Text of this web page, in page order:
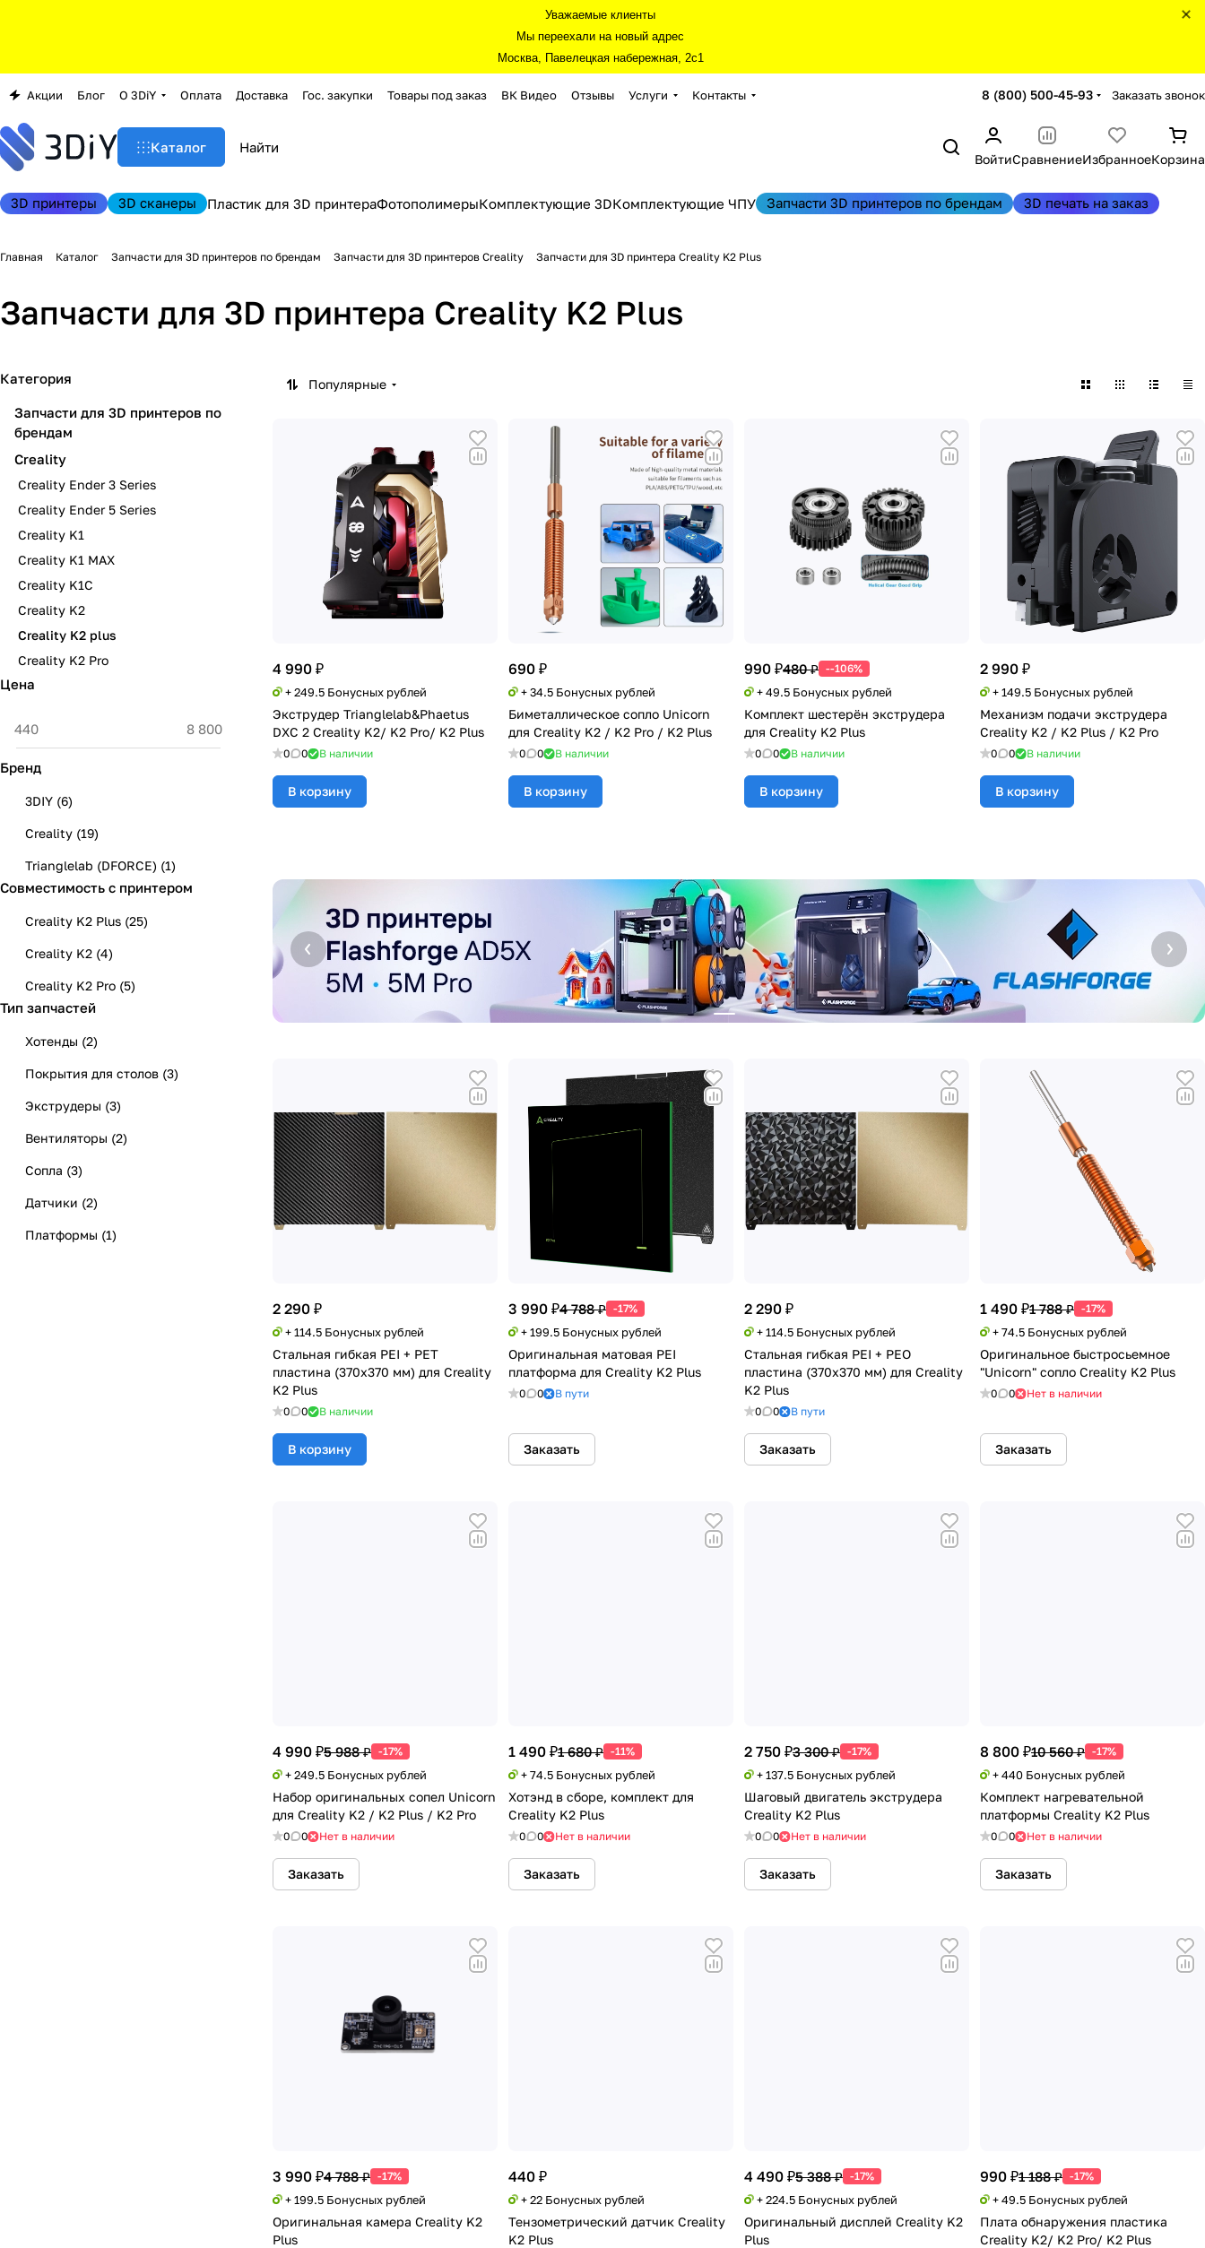
Уважаемые клиенты
Мы переехали на новый адрес
Москва, Павелецкая набережная, 2с1
Акции Блог О 3DiY Оплата Доставка Гос. закупки Товары под заказ ВК Видео Отзывы Услуги Контакты 8 (800) 500-45-93 Заказать звонок
Каталог
ВойтиСравнениеИзбранноеКорзина
3D принтеры 3D сканеры Пластик для 3D принтераФотополимерыКомплектующие 3DКомплектующие ЧПУ Запчасти 3D принтеров по брендам 3D печать на заказ
Главная Каталог Запчасти для 3D принтеров по брендам Запчасти для 3D принтеров Creality Запчасти для 3D принтера Creality K2 Plus
Запчасти для 3D принтера Creality K2 Plus
Популярные
4 990 ₽
+ 249.5 Бонусных рублей
Экструдер Trianglelab&Phaetus
DXC 2 Creality K2/ K2 Pro/ K2 Plus
0 0 В наличии
В корзину
690 ₽
+ 34.5 Бонусных рублей
Биметаллическое сопло Unicorn
для Creality K2 / K2 Pro / K2 Plus
0 0 В наличии
В корзину
990 ₽480 ₽ --106%
+ 49.5 Бонусных рублей
Комплект шестерён экструдера
для Creality K2 Plus
0 0 В наличии
В корзину
2 990 ₽
+ 149.5 Бонусных рублей
Механизм подачи экструдера
Creality K2 / K2 Plus / K2 Pro
0 0 В наличии
В корзину
2 290 ₽
+ 114.5 Бонусных рублей
Стальная гибкая PEI + PET
пластина (370х370 мм) для Creality
K2 Plus
0 0 В наличии
В корзину
3 990 ₽4 788 ₽ -17%
+ 199.5 Бонусных рублей
Оригинальная матовая PEI
платформа для Creality K2 Plus
0 0 В пути
Заказать
2 290 ₽
+ 114.5 Бонусных рублей
Стальная гибкая PEI + PEO
пластина (370х370 мм) для Creality
K2 Plus
0 0 В пути
Заказать
1 490 ₽1 788 ₽ -17%
+ 74.5 Бонусных рублей
Оригинальное быстросьемное
"Unicorn" сопло Creality K2 Plus
0 0 Нет в наличии
Заказать
4 990 ₽5 988 ₽ -17%
+ 249.5 Бонусных рублей
Набор оригинальных сопел Unicorn
для Creality K2 / K2 Plus / K2 Pro
0 0 Нет в наличии
Заказать
1 490 ₽1 680 ₽ -11%
+ 74.5 Бонусных рублей
Хотэнд в сборе, комплект для
Creality K2 Plus
0 0 Нет в наличии
Заказать
2 750 ₽3 300 ₽ -17%
+ 137.5 Бонусных рублей
Шаговый двигатель экструдера
Creality K2 Plus
0 0 Нет в наличии
Заказать
8 800 ₽10 560 ₽ -17%
+ 440 Бонусных рублей
Комплект нагревательной
платформы Creality K2 Plus
0 0 Нет в наличии
Заказать
3 990 ₽4 788 ₽ -17%
+ 199.5 Бонусных рублей
Оригинальная камера Creality K2
Plus
440 ₽
+ 22 Бонусных рублей
Тензометрический датчик Creality
K2 Plus
4 490 ₽5 388 ₽ -17%
+ 224.5 Бонусных рублей
Оригинальный дисплей Creality K2
Plus
990 ₽1 188 ₽ -17%
+ 49.5 Бонусных рублей
Плата обнаружения пластика
Creality K2/ K2 Pro/ K2 Plus
Категория
Запчасти для 3D принтеров по
брендам
Creality
Creality Ender 3 Series
Creality Ender 5 Series
Creality K1
Creality K1 MAX
Creality K1C
Creality K2
Creality K2 plus
Creality K2 Pro
Цена
Бренд
3DIY (6)
Creality (19)
Trianglelab (DFORCE) (1)
Совместимость с принтером
Creality K2 Plus (25)
Creality K2 (4)
Creality K2 Pro (5)
Тип запчастей
Хотенды (2)
Покрытия для столов (3)
Экструдеры (3)
Вентиляторы (2)
Сопла (3)
Датчики (2)
Платформы (1)